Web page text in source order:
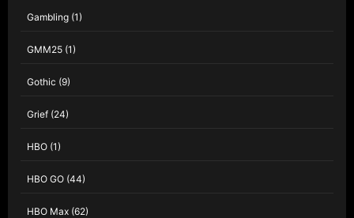
Gambling (1)
GMM25 (1)
Gothic (9)
Grief (24)
HBO (1)
HBO GO (44)
HBO Max (62)